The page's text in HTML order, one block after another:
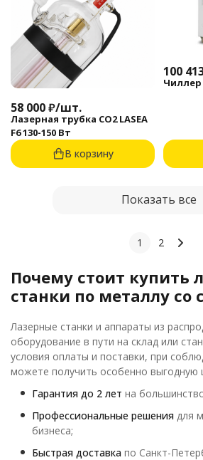
58 000₽/шт.
Лазерная трубка CO2 LASEA
F6 130-150 Вт
В корзину
100
Чиллер
Показать все
1 2
Почему стоит купить
станки по металлу со
Лазерные станки и аппараты из
оборудование в пути на склад или
условия оплаты и поставки, при
можете получить особенно выгодную
Гарантия до 2 лет на
Профессиональные решения для
бизнеса;
Быстрая доставка по Санкт-